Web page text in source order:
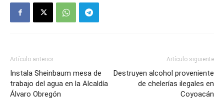
Artículo anterior
Instala Sheinbaum mesa de
trabajo del agua en la Alcaldía
Álvaro Obregón
Artículo siguiente
Destruyen alcohol proveniente
de chelerías ilegales en
Coyoacán